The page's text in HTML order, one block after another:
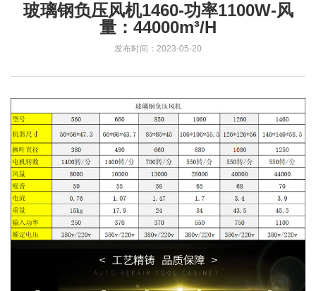
玻璃钢负压风机1460-功率1100W-风
量：44000m³/H
发布时间：2023-05-20